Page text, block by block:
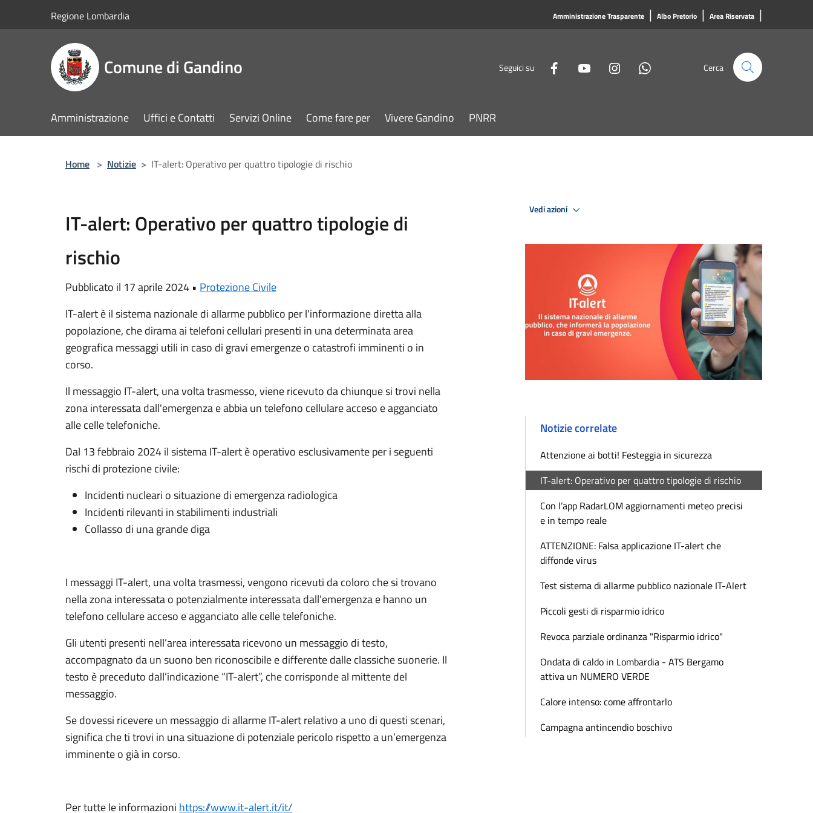
Regione Lombardia Amministrazione Trasparente | Albo Pretorio | Area Riservata |
Comune di Gandino Seguici su Cerca
Amministrazione Uffici e Contatti Servizi Online Come fare per Vivere Gandino PNRR
Home > Notizie > IT-alert: Operativo per quattro tipologie di rischio
IT-alert: Operativo per quattro tipologie di
rischio
Pubblicato il 17 aprile 2024 • Protezione Civile
IT-alert è il sistema nazionale di allarme pubblico per l'informazione diretta alla
popolazione, che dirama ai telefoni cellulari presenti in una determinata area
geografica messaggi utili in caso di gravi emergenze o catastrofi imminenti o in
corso.
Il messaggio IT-alert, una volta trasmesso, viene ricevuto da chiunque si trovi nella
zona interessata dall'emergenza e abbia un telefono cellulare acceso e agganciato
alle celle telefoniche.
Dal 13 febbraio 2024 il sistema IT-alert è operativo esclusivamente per i seguenti
rischi di protezione civile:
Incidenti nucleari o situazione di emergenza radiologica
Incidenti rilevanti in stabilimenti industriali
Collasso di una grande diga
I messaggi IT-alert, una volta trasmessi, vengono ricevuti da coloro che si trovano
nella zona interessata o potenzialmente interessata dall’emergenza e hanno un
telefono cellulare acceso e agganciato alle celle telefoniche.
Gli utenti presenti nell’area interessata ricevono un messaggio di testo,
accompagnato da un suono ben riconoscibile e differente dalle classiche suonerie. Il
testo è preceduto dall’indicazione “IT-alert”, che corrisponde al mittente del
messaggio.
Se dovessi ricevere un messaggio di allarme IT-alert relativo a uno di questi scenari,
significa che ti trovi in una situazione di potenziale pericolo rispetto a un’emergenza
imminente o già in corso.
Per tutte le informazioni https://www.it-alert.it/it/
Vedi azioni
Notizie correlate
Attenzione ai botti! Festeggia in sicurezza
IT-alert: Operativo per quattro tipologie di rischio
Con l’app RadarLOM aggiornamenti meteo precisi
e in tempo reale
ATTENZIONE: Falsa applicazione IT-alert che
diffonde virus
Test sistema di allarme pubblico nazionale IT-Alert
Piccoli gesti di risparmio idrico
Revoca parziale ordinanza "Risparmio idrico"
Ondata di caldo in Lombardia - ATS Bergamo
attiva un NUMERO VERDE
Calore intenso: come affrontarlo
Campagna antincendio boschivo